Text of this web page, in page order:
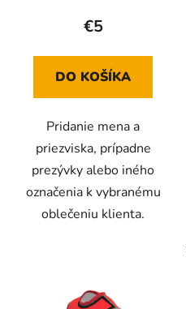
€5
DO KOŠÍKA
Pridanie mena a
priezviska, prípadne
prezývky alebo iného
označenia k vybranému
oblečeniu klienta.